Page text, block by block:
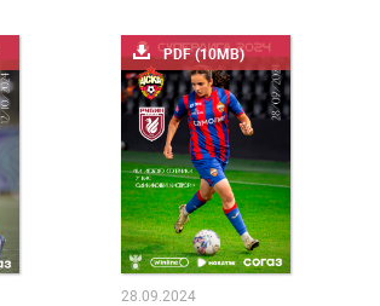
PDF (10MB)
28.09.2024